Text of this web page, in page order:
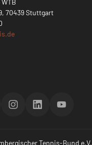
70439 Stuttgart
InstagramLinkedInYouTube
Tennis-Bund e.V.